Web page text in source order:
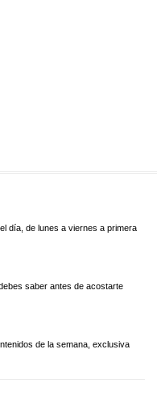
día, de lunes a viernes a primera
saber antes de acostarte
de la semana, exclusiva